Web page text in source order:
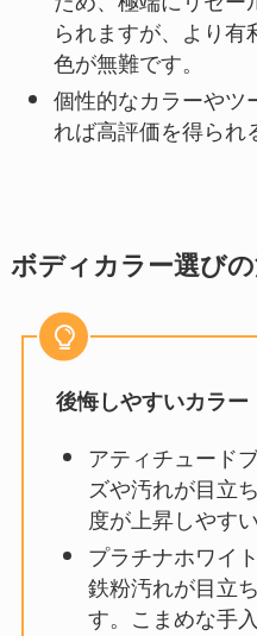
られますが、より
色が無難です。
個性的なカラーやツ
れば高評価を得られ
ボディカラー選び
後悔しやすいカラー
アティチュード
ズや汚れが目立
度が上昇しやす
プラチナホワイ
鉄粉汚れが目立
す。こまめな手